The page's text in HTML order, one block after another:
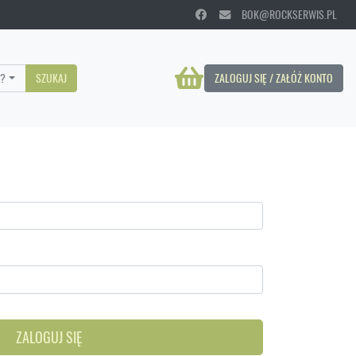
BOK@ROCKSERWIS.PL
ZALOGUJ SIĘ / ZAŁÓŻ KONTO
SZUKAJ
ZALOGUJ SIĘ